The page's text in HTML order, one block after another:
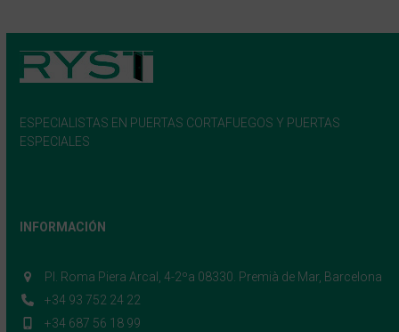
ESPECIALISTAS EN PUERTAS CORTAFUEGOS Y PUERTAS
ESPECIALES
INFORMACIÓN
Pl. Roma Piera Arcal, 4-2ºa 08330. Premià de Mar, Barcelona
+34 93 752 24 22
+34 687 56 18 99